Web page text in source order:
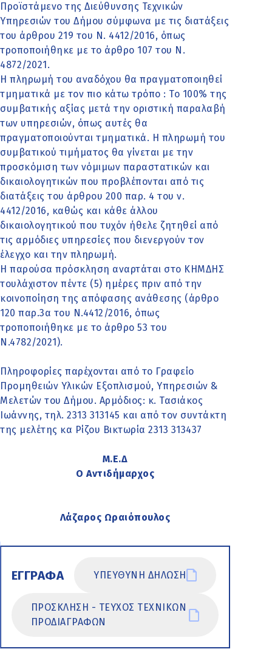
Προϊστάμενο της Διεύθυνσης Τεχνικών
Υπηρεσιών του Δήμου σύμφωνα με τις διατάξεις
του άρθρου 219 του Ν. 4412/2016, όπως
τροποποιήθηκε με το άρθρο 107 του Ν.
4872/2021.
Η πληρωμή του αναδόχου θα πραγματοποιηθεί
τμηματικά με τον πιο κάτω τρόπο : Το 100% της
συμβατικής αξίας μετά την οριστική παραλαβή
των υπηρεσιών, όπως αυτές θα
πραγματοποιούνται τμηματικά. Η πληρωμή του
συμβατικού τιμήματος θα γίνεται με την
προσκόμιση των νόμιμων παραστατικών και
δικαιολογητικών που προβλέπονται από τις
διατάξεις του άρθρου 200 παρ. 4 του ν.
4412/2016, καθώς και κάθε άλλου
δικαιολογητικού που τυχόν ήθελε ζητηθεί από
τις αρμόδιες υπηρεσίες που διενεργούν τον
έλεγχο και την πληρωμή.
Η παρούσα πρόσκληση αναρτάται στο ΚΗΜΔΗΣ
τουλάχιστον πέντε (5) ημέρες πριν από την
κοινοποίηση της απόφασης ανάθεσης (άρθρο
120 παρ.3α του Ν.4412/2016, όπως
τροποποιήθηκε με το άρθρο 53 του
Ν.4782/2021).
Πληροφορίες παρέχονται από το Γραφείο
Προμηθειών Υλικών Εξοπλισμού, Υπηρεσιών &
Μελετών του Δήμου. Αρμόδιος: κ. Τασιάκος
Ιωάννης, τηλ. 2313 313145 και από τον συντάκτη
της μελέτης κα Ρίζου Βικτωρία 2313 313437
Μ.Ε.Δ
Ο Αντιδήμαρχος
Λάζαρος Ωραιόπουλος
ΕΓΓΡΑΦΑ ΥΠΕΥΘΥΝΗ ΔΗΛΩΣΗ
ΠΡΟΣΚΛΗΣΗ - ΤΕΥΧΟΣ ΤΕΧΝΙΚΩΝ
ΠΡΟΔΙΑΓΡΑΦΩΝ